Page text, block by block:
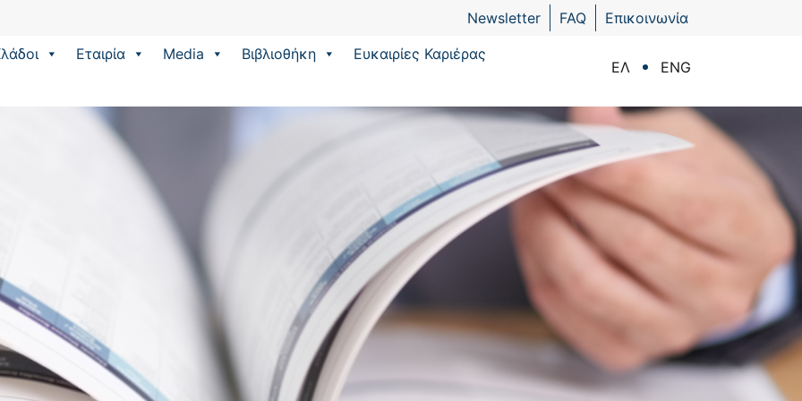
Newsletter FAQ Επικοινωνία
Εταιρία Media Βιβλιοθήκη Eυκαιρίες Καριέρας
ΕΛ ENG